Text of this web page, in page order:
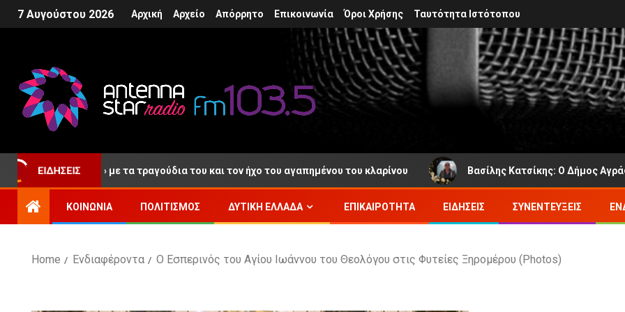
7 Αυγούστου 2026 Αρχική Αρχείο Απόρρητο Επικοινωνία Όροι Χρήσης Ταυτότητα Ιστότοπου
ΕΙΔΉΣΕΙΣ
με τα τραγούδια του και τον ήχο του αγαπημένου του κλαρίνου Βασίλης Κατσίκης: Ο Δήμος Αγράφων πενθεί
ΚΟΙΝΩΝΊΑ ΠΟΛΙΤΙΣΜΌΣ ΔΥΤΙΚΉ ΕΛΛΆΔΑ ΕΠΙΚΑΙΡΌΤΗΤΑ ΕΙΔΉΣΕΙΣ ΣΥΝΕΝΤΕΎΞΕΙΣ
Home Ενδιαφέροντα Ο Εσπερινός του Αγίου Ιωάννου του Θεολόγου στις Φυτείες Ξηρομέρου (Photos)